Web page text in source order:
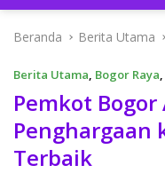
Beranda Berita Utama
Berita Utama, Bogor Raya,
Pemkot
Penghargaan
Terbaik